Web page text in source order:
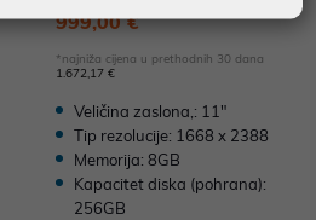
999,00 €
*najniža cijena u prethodnih 30 dana
1.672,17 €
Veličina zaslona,: 11"
Tip rezolucije: 1668 x 2388
Memorija: 8GB
Kapacitet diska (pohrana):
256GB